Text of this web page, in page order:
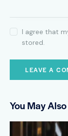
I agree that
stored.
You May